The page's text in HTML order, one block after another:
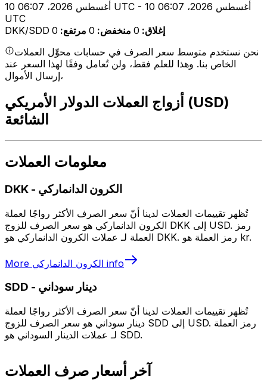
10 أغسطس 2026، 06:07 UTC - 10 أغسطس 2026، 06:07
UTC
DKK/SDD
إغلاق:
0 منخفض:
0 مرتفع:
0
نحن نستخدم متوسط سعر الصرف في حسابات محوِّل العملات
الخاص بنا. وهذا للعلم فقط، ولن تُعامل وفقًا لهذا السعر عند
إرسال الأموال،
أزواج العملات الدولار الأمريكي (USD)
الشائعة
معلومات العملات
DKK - الكرون الدانماركي
تُظهر تقييمات العملات لدينا أنّ سعر الصرف الأكثر رواجًا لعملة
الكرون الدانماركي هو سعر الصرف للزوج DKK إلى USD. رمز
العملة لـ عملات الكرون الدانماركي هو DKK. رمز العملة هو kr.
More الكرون الدانماركي info
SDD - دينار سوداني
تُظهر تقييمات العملات لدينا أنّ سعر الصرف الأكثر رواجًا لعملة
دينار سوداني هو سعر الصرف للزوج SDD إلى USD. رمز العملة
لـ عملات الدينار السوداني هو SDD.
آخر أسعار صرف العملات